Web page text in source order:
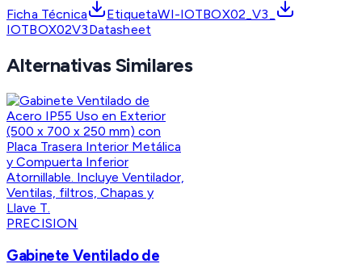
Ficha Técnica
EtiquetaWI-IOTBOX02_V3_
IOTBOX02V3Datasheet
Alternativas Similares
PRECISION
Gabinete Ventilado de